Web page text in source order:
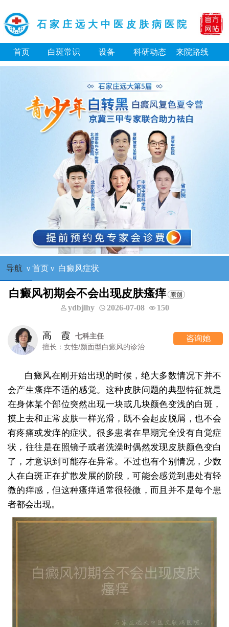
石家庄远大中医皮肤病医院
首页 白斑常识 设备 科研动态 来院路线
导航 ν 首页ν 白癜风症状
白癜风初期会不会出现皮肤瘙痒
ydbjlhy 2026-07-08 150
高 霞
七科主任
擅长：女性/颜面型白癜风的诊治
咨询她
白癜风在刚开始出现的时候，绝大多数情况下并不
会产生瘙痒不适的感觉。这种皮肤问题的典型特征就是
在身体某个部位突然出现一块或几块颜色变浅的白斑，
摸上去和正常皮肤一样光滑，既不会起皮脱屑，也不会
有疼痛或发痒的症状。很多患者在早期完全没有自觉症
状，往往是在照镜子或者洗澡时偶然发现皮肤颜色变白
了，才意识到可能存在异常。不过也有个别情况，少数
人在白斑正在扩散发展的阶段，可能会感觉到患处有轻
微的痒感，但这种瘙痒通常很轻微，而且并不是每个患
者都会出现。